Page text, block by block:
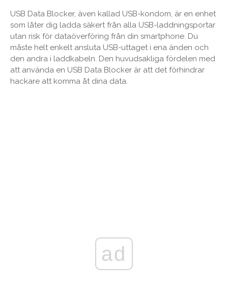
USB Data Blocker, även kallad USB-kondom, är en enhet
som låter dig ladda säkert från alla USB-laddningsportar
utan risk för dataöverföring från din smartphone. Du
måste helt enkelt ansluta USB-uttaget i ena änden och
den andra i laddkabeln. Den huvudsakliga fördelen med
att använda en USB Data Blocker är att det förhindrar
hackare att komma åt dina data.
ad